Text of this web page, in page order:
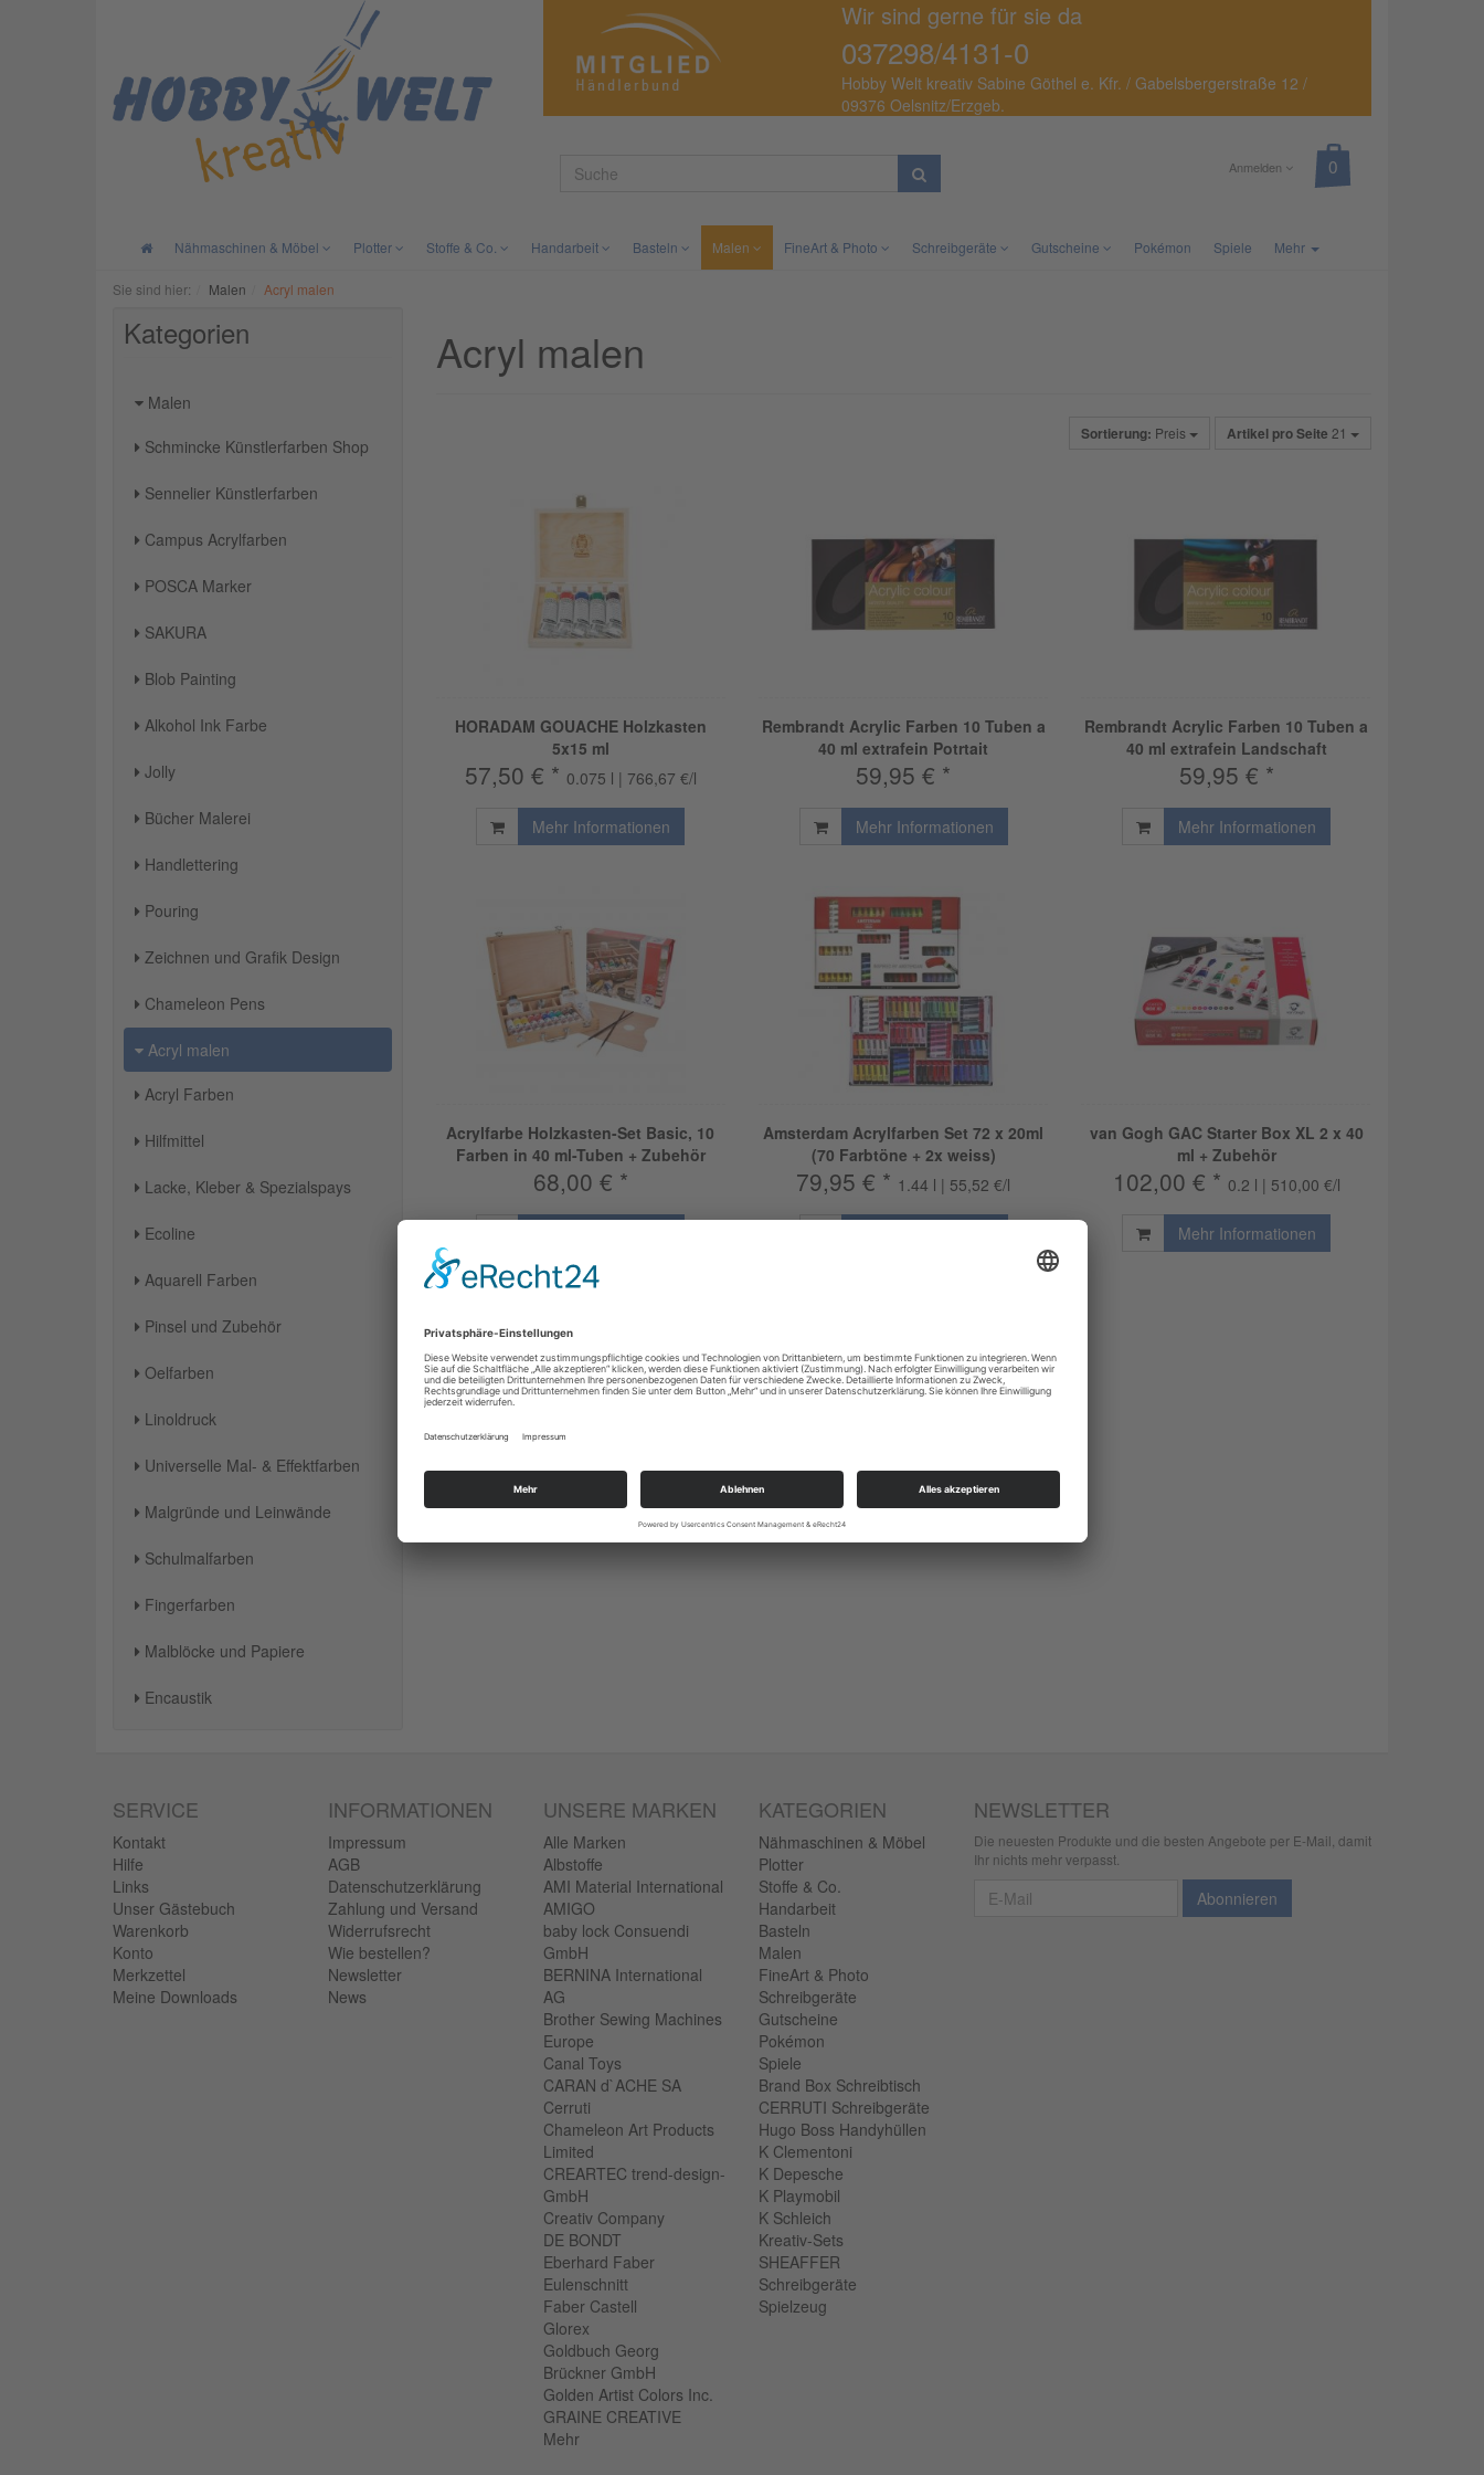
Wir sind gerne für sie da
037298/4131-0
Hobby Welt kreativ Sabine Göthel e. Kfr. / Gabelsbergerstraße 12 /
09376 Oelsnitz/Erzgeb.
Anmelden
Nähmaschinen & Möbel Plotter Stoffe & Co. Handarbeit Basteln Malen FineArt & Photo Schreibgeräte Gutscheine Pokémon Spiele Mehr
Sie sind hier: Malen Acryl malen
Kategorien
Malen
Schmincke Künstlerfarben Shop
Sennelier Künstlerfarben
Campus Acrylfarben
POSCA Marker
SAKURA
Blob Painting
Alkohol Ink Farbe
Jolly
Bücher Malerei
Handlettering
Pouring
Zeichnen und Grafik Design
Chameleon Pens
Acryl malen
Acryl Farben
Hilfmittel
Lacke, Kleber & Spezialspays
Ecoline
Aquarell Farben
Pinsel und Zubehör
Oelfarben
Linoldruck
Universelle Mal- & Effektfarben
Malgründe und Leinwände
Schulmalfarben
Fingerfarben
Malblöcke und Papiere
Encaustik
Acryl malen
Sortierung: Preis Artikel pro Seite 21
HORADAM GOUACHE Holzkasten
5x15 ml
57,50 € * 0.075 l | 766,67 €/l
Mehr Informationen
Rembrandt Acrylic Farben 10 Tuben a
40 ml extrafein Potrtait
59,95 € *
Mehr Informationen
Rembrandt Acrylic Farben 10 Tuben a
40 ml extrafein Landschaft
59,95 € *
Mehr Informationen
Acrylfarbe Holzkasten-Set Basic, 10
Farben in 40 ml-Tuben + Zubehör
68,00 € *
Amsterdam Acrylfarben Set 72 x 20ml
(70 Farbtöne + 2x weiss)
79,95 € * 1.44 l | 55,52 €/l
van Gogh GAC Starter Box XL 2 x 40
ml + Zubehör
102,00 € * 0.2 l | 510,00 €/l
Mehr Informationen
SERVICE
Kontakt
Hilfe
Links
Unser Gästebuch
Warenkorb
Konto
Merkzettel
Meine Downloads
INFORMATIONEN
Impressum
AGB
Datenschutzerklärung
Zahlung und Versand
Widerrufsrecht
Wie bestellen?
Newsletter
News
UNSERE MARKEN
Alle Marken
Albstoffe
AMI Material International
AMIGO
baby lock Consuendi
GmbH
BERNINA International
AG
Brother Sewing Machines
Europe
Canal Toys
CARAN d`ACHE SA
Cerruti
Chameleon Art Products
Limited
CREARTEC trend-design-
GmbH
Creativ Company
DE BONDT
Eberhard Faber
Eulenschnitt
Faber Castell
Glorex
Goldbuch Georg
Brückner GmbH
Golden Artist Colors Inc.
GRAINE CREATIVE
Mehr
KATEGORIEN
Nähmaschinen & Möbel
Plotter
Stoffe & Co.
Handarbeit
Basteln
Malen
FineArt & Photo
Schreibgeräte
Gutscheine
Pokémon
Spiele
Brand Box Schreibtisch
CERRUTI Schreibgeräte
Hugo Boss Handyhüllen
K Clementoni
K Depesche
K Playmobil
K Schleich
Kreativ-Sets
SHEAFFER
Schreibgeräte
Spielzeug
NEWSLETTER
Die neuesten Produkte und die besten Angebote per E-Mail, damit
Ihr nichts mehr verpasst.
Newsletter Abonnieren